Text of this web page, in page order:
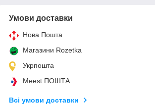
Умови доставки
Нова Пошта
Магазини Rozetka
Укрпошта
Meest ПОШТА
Всі умови доставки